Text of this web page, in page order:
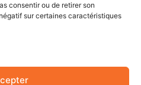
consentir ou de retirer son
sur certaines caractéristiques